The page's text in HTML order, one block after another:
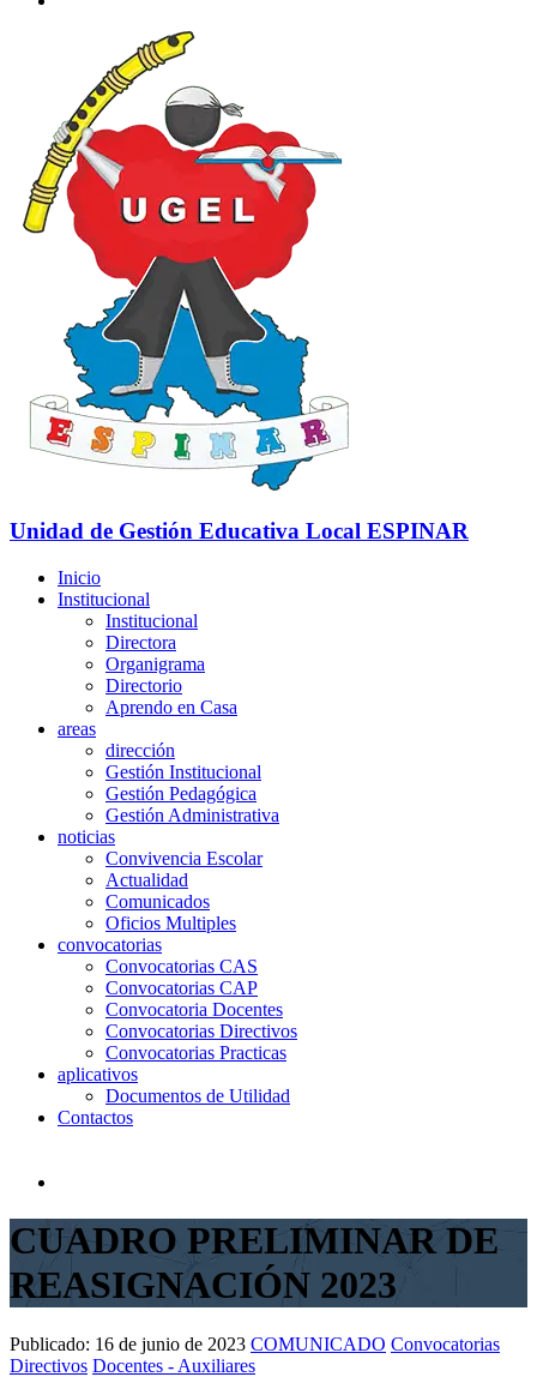
Unidad de Gestión Educativa Local ESPINAR
Inicio
Institucional
Institucional
Directora
Organigrama
Directorio
Aprendo en Casa
areas
dirección
Gestión Institucional
Gestión Pedagógica
Gestión Administrativa
noticias
Convivencia Escolar
Actualidad
Comunicados
Oficios Multiples
convocatorias
Convocatorias CAS
Convocatorias CAP
Convocatoria Docentes
Convocatorias Directivos
Convocatorias Practicas
aplicativos
Documentos de Utilidad
Contactos
CUADRO PRELIMINAR DE
REASIGNACIÓN 2023
Publicado: 16 de junio de 2023 COMUNICADO Convocatorias
Directivos Docentes - Auxiliares